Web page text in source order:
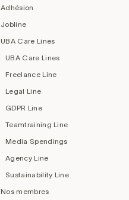
Adhésion
Jobline
UBA Care Lines
UBA Care Lines
Freelance Line
Legal Line
GDPR Line
Teamtraining Line
Media Spendings
Agency Line
Sustainability Line
Nos membres